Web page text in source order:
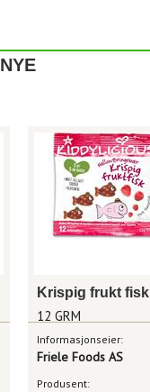
NYE
Krispig frukt fisk
12 GRM
Informasjonseier:
Friele Foods AS
Produsent: